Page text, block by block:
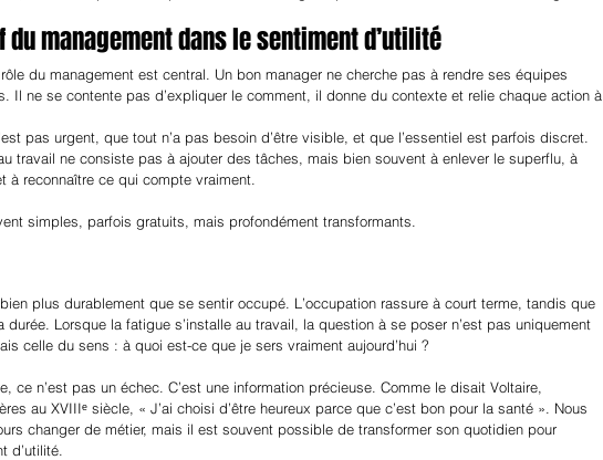
management dans le sentiment d’utilité
du management est central. Un bon manager ne cherche pas à rendre ses équipes
Il ne se contente pas d’expliquer le comment, il donne du contexte et relie chaque action à
pas urgent, que tout n’a pas besoin d’être visible, et que l’essentiel est parfois discret.
travail ne consiste pas à ajouter des tâches, mais bien souvent à enlever le superflu, à
à reconnaître ce qui compte vraiment.
simples, parfois gratuits, mais profondément transformants.
plus durablement que se sentir occupé. L’occupation rassure à court terme, tandis que
durée. Lorsque la fatigue s’installe au travail, la question à se poser n’est pas uniquement
celle du sens : à quoi est-ce que je sers vraiment aujourd’hui ?
ce n’est pas un échec. C’est une information précieuse. Comme le disait Voltaire,
au XVIIIᵉ siècle, « J’ai choisi d’être heureux parce que c’est bon pour la santé ». Nous
changer de métier, mais il est souvent possible de transformer son quotidien pour
d’utilité.